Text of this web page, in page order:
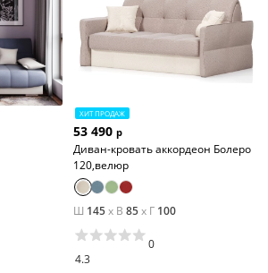
ХИТ ПРОДАЖ
53 490 р
Диван-кровать аккордеон Болеро
120,велюр
Ш 145x В 85x Г 100
4.3
0